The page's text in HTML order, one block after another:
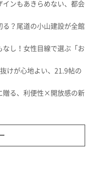
インもあきらめない、都会
る？尾道の小山建設が全館
なし！女性目線で選ぶ「お
けが心地よい、21.9帖の
贈る、利便性×開放感の新